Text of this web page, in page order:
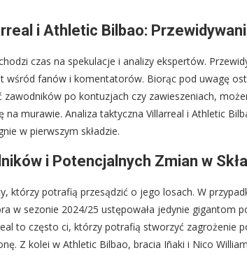
i Athletic Bilbao:
czas na spekulacje i analizy ekspertów.
wśród fanów i komentatorów. Biorąc pod uwagę
zawodników po kontuzjach czy zawieszeniach,
murawie. Analiza taktyczna Villarreal i Athletic
w pierwszym składzie.
i Potencjalnych Zmian w
którzy potrafią przesądzić o jego losach. W
w sezonie 2024/25 ustępowała jedynie gigantom
to często ci, którzy potrafią stworzyć zagrożenie
Z kolei w Athletic Bilbao, bracia Iñaki i Nico